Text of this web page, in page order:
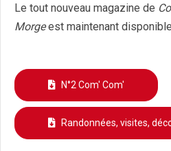
Le tout nouveau magazine de
Morgeest maintenant
N°2 Com' Com'
Randonnées, visites,